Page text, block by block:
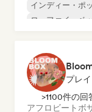
インディー・ポ
ローファイ・ベ
プレ
>1100件の回
アフロビート ボ